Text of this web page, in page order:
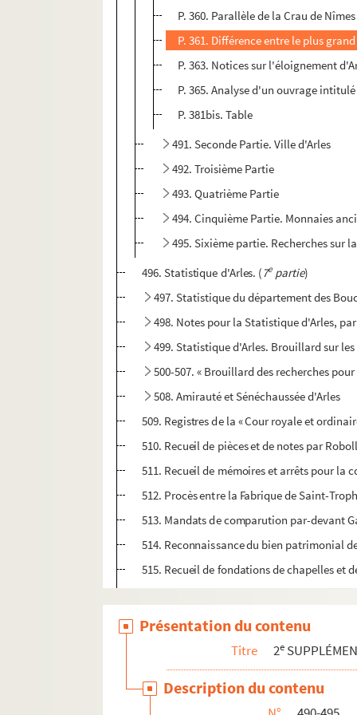
P. 360. Parallèle de la Crau de
P. 361. Différence entre le plus
P. 363. Notices sur l'éloignement
P. 365. Analyse d'un ouvrage
P. 381bis. Table
491. Seconde Partie. Ville d'Arles
492. Troisième Partie
493. Quatrième Partie
494. Cinquième Partie. Monnaies
495. Sixième partie. Recherches sur
496. Statistique d'Arles. (7e partie)
497. Statistique du département des
498. Notes pour la Statistique d'Arles,
499. Statistique d'Arles. Brouillard sur
500-507. « Brouillard des recherches
508. Amirauté et Sénéchaussée d'Arles
509. Registres de la « Cour royale et
510. Recueil de pièces et de notes par
511. Recueil de mémoires et arrêts pour
512. Procès entre la Fabrique de Saint-
513. Mandats de comparution par-devant
514. Reconnaissance du bien patrimonial
515. Recueil de fondations de chapelles et
517. Recueil de 65 pièces concernant la
518. Recueil de pièces concernant les
519. Précis des Statuts de la sainte
520. Biographie de Pierre-Antoine
Présentation du contenu
Titre 2e
Description du contenu